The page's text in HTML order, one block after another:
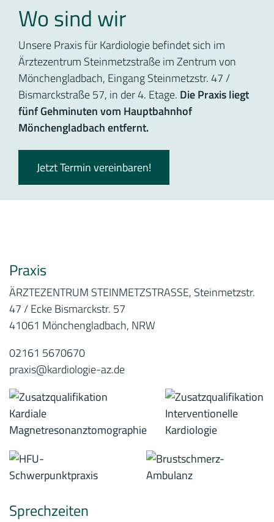
Wo sind wir
Unsere Praxis für Kardiologie befindet sich im
Ärztezentrum Steinmetzstraße im Zentrum von
Mönchengladbach, Eingang Steinmetzstr. 47 /
Bismarckstraße 57, in der 4. Etage. Die Praxis liegt
fünf Gehminuten vom Hauptbahnhof
Mönchengladbach entfernt.
Jetzt Termin vereinbaren!
Praxis
ÄRZTEZENTRUM STEINMETZSTRASSE, Steinmetzstr.
47 / Ecke Bismarckstr. 57
41061 Mönchengladbach, NRW
02161 5670670
praxis@kardiologie-az.de
Sprechzeiten